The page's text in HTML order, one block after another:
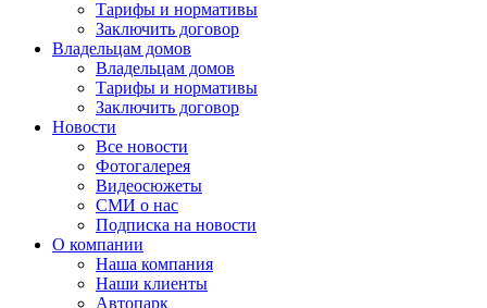
Тарифы и нормативы
Заключить договор
Владельцам домов
Владельцам домов
Тарифы и нормативы
Заключить договор
Новости
Все новости
Фотогалерея
Видеосюжеты
СМИ о нас
Подписка на новости
О компании
Наша компания
Наши клиенты
Автопарк